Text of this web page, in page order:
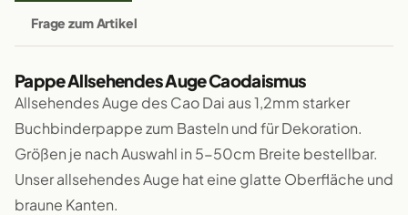
Frage zum Artikel
Pappe Allsehendes Auge Caodaismus
Allsehendes Auge des Cao Dai aus 1,2mm starker
Buchbinderpappe zum Basteln und für Dekoration.
Größen je nach Auswahl in 5-50cm Breite bestellbar.
Unser allsehendes Auge hat eine glatte Oberfläche und
braune Kanten.